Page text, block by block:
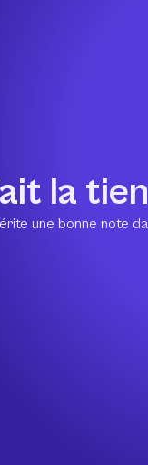
la
une bonne note